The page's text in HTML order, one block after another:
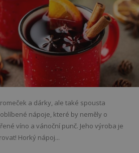
a dárky, ale také spousta
nápoje, které by neměly o
víno a vánoční punč. Jeho výroba je
Horký nápoj...